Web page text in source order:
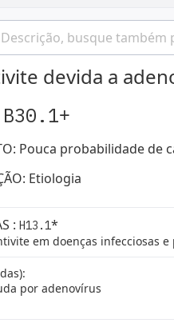
devida a
B30.1+
Pouca probabilidade de
Etiologia
: H13.1*
em doenças infecciosas
por adenovírus